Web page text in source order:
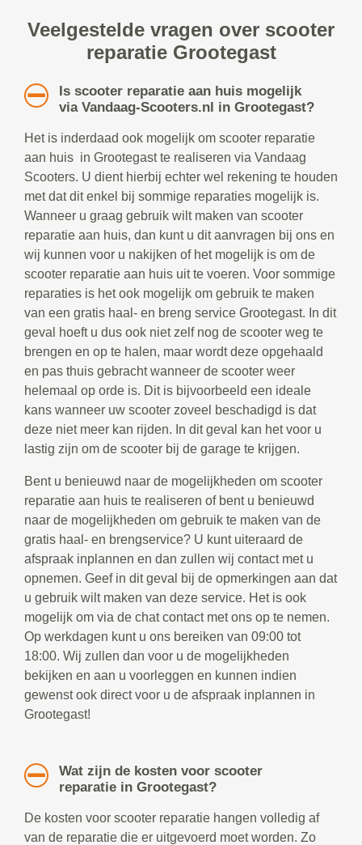
Veelgestelde vragen over scooter
reparatie Grootegast
Is scooter reparatie aan huis mogelijk
via Vandaag-Scooters.nl in Grootegast?
Het is inderdaad ook mogelijk om scooter reparatie
aan huis in Grootegast te realiseren via Vandaag
Scooters. U dient hierbij echter wel rekening te houden
met dat dit enkel bij sommige reparaties mogelijk is.
Wanneer u graag gebruik wilt maken van scooter
reparatie aan huis, dan kunt u dit aanvragen bij ons en
wij kunnen voor u nakijken of het mogelijk is om de
scooter reparatie aan huis uit te voeren. Voor sommige
reparaties is het ook mogelijk om gebruik te maken
van een gratis haal- en breng service Grootegast. In dit
geval hoeft u dus ook niet zelf nog de scooter weg te
brengen en op te halen, maar wordt deze opgehaald
en pas thuis gebracht wanneer de scooter weer
helemaal op orde is. Dit is bijvoorbeeld een ideale
kans wanneer uw scooter zoveel beschadigd is dat
deze niet meer kan rijden. In dit geval kan het voor u
lastig zijn om de scooter bij de garage te krijgen.
Bent u benieuwd naar de mogelijkheden om scooter
reparatie aan huis te realiseren of bent u benieuwd
naar de mogelijkheden om gebruik te maken van de
gratis haal- en brengservice? U kunt uiteraard de
afspraak inplannen en dan zullen wij contact met u
opnemen. Geef in dit geval bij de opmerkingen aan dat
u gebruik wilt maken van deze service. Het is ook
mogelijk om via de chat contact met ons op te nemen.
Op werkdagen kunt u ons bereiken van 09:00 tot
18:00. Wij zullen dan voor u de mogelijkheden
bekijken en aan u voorleggen en kunnen indien
gewenst ook direct voor u de afspraak inplannen in
Grootegast!
Wat zijn de kosten voor scooter
reparatie in Grootegast?
De kosten voor scooter reparatie hangen volledig af
van de reparatie die er uitgevoerd moet worden. Zo